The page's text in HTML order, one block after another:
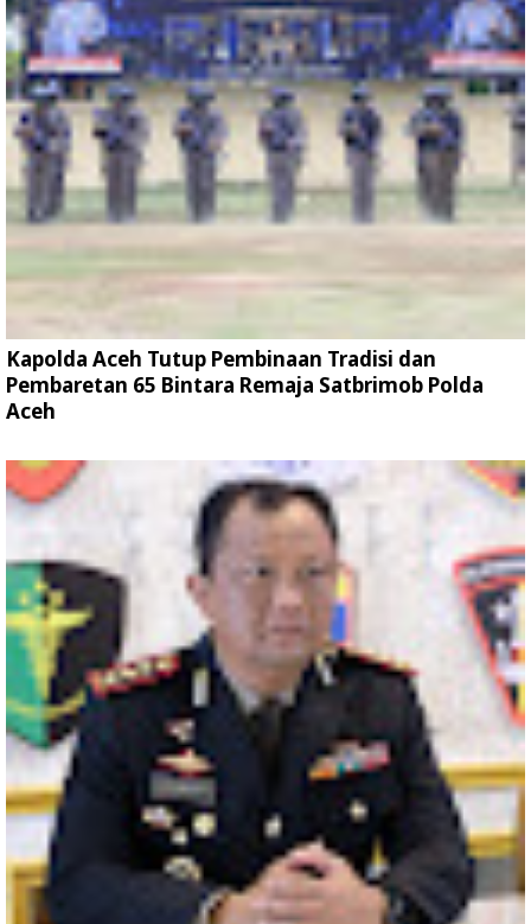
Kapolda Aceh Tutup Pembinaan Tradisi dan
Pembaretan 65 Bintara Remaja Satbrimob Polda
Aceh